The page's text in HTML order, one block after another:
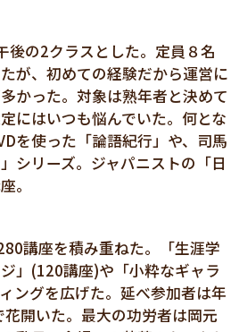
後の2クラスとした。定員８名
が、初めての経験だから運営に
かった。対象は熟年者と決めて
にはいつも悩んでいた。何とな
を使った「論語紀行」や、司馬
シリーズ。ジャパニストの「日
。
講座を積み重ねた。「生涯学
」(120講座)や「小粋なギャラ
ングを広げた。延べ参加者は年
開いた。最大の功労者は岡元